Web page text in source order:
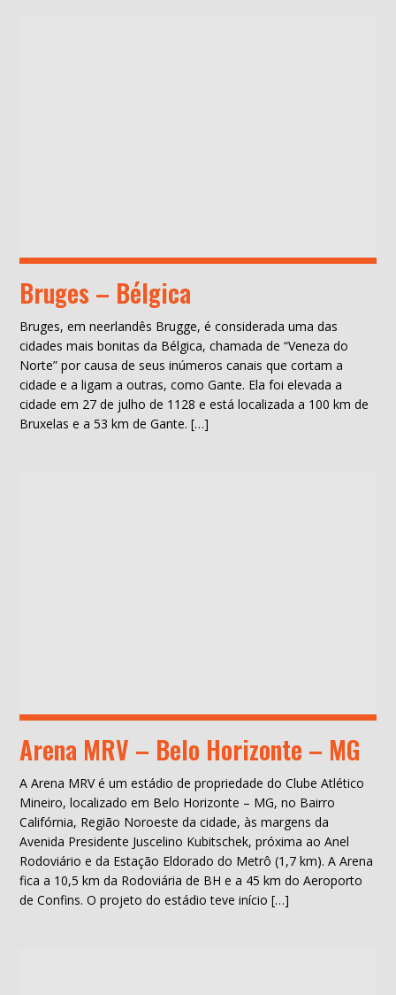
Bruges – Bélgica
Bruges, em neerlandês Brugge, é considerada uma das
cidades mais bonitas da Bélgica, chamada de “Veneza do
Norte” por causa de seus inúmeros canais que cortam a
cidade e a ligam a outras, como Gante. Ela foi elevada a
cidade em 27 de julho de 1128 e está localizada a 100 km de
Bruxelas e a 53 km de Gante. […]
Arena MRV – Belo Horizonte – MG
A Arena MRV é um estádio de propriedade do Clube Atlético
Mineiro, localizado em Belo Horizonte – MG, no Bairro
Califórnia, Região Noroeste da cidade, às margens da
Avenida Presidente Juscelino Kubitschek, próxima ao Anel
Rodoviário e da Estação Eldorado do Metrô (1,7 km). A Arena
fica a 10,5 km da Rodoviária de BH e a 45 km do Aeroporto
de Confins. O projeto do estádio teve início […]